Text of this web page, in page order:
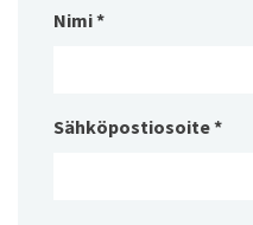
Nimi*
Sähköpostiosoite*